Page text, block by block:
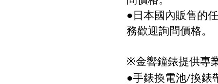
●日本國內販售的
務歡迎詢問價格。
※金響鐘錶提供專
●手錶換電池/換錶